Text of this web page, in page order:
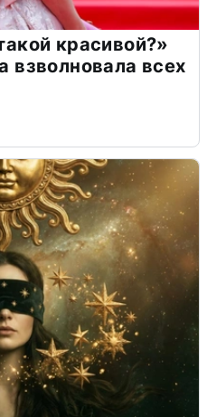
красивой?»
взволновала всех